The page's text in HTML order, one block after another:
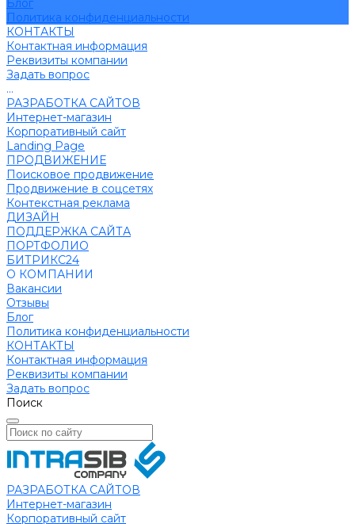
Блог
Политика конфиденциальности
КОНТАКТЫ
Контактная информация
Реквизиты компании
Задать вопрос
...
РАЗРАБОТКА САЙТОВ
Интернет-магазин
Корпоративный сайт
Landing Page
ПРОДВИЖЕНИЕ
Поисковое продвижение
Продвижение в соцсетях
Контекстная реклама
ДИЗАЙН
ПОДДЕРЖКА САЙТА
ПОРТФОЛИО
БИТРИКС24
О КОМПАНИИ
Вакансии
Отзывы
Блог
Политика конфиденциальности
КОНТАКТЫ
Контактная информация
Реквизиты компании
Задать вопрос
Поиск
РАЗРАБОТКА САЙТОВ
Интернет-магазин
Корпоративный сайт